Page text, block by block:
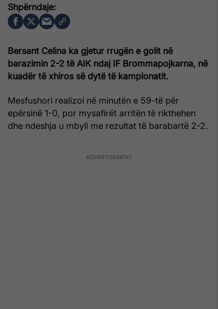
Bersant Celina ka gjetur rrugën e golit në
barazimin 2-2 të AIK ndaj IF Brommapojkarna, në
kuadër të xhiros së dytë të kampionatit.
Mesfushori realizoi në minutën e 59-të për
epërsinë 1-0, por mysafirët arritën të rikthehen
dhe ndeshja u mbyll me rezultat të barabartë 2-2.